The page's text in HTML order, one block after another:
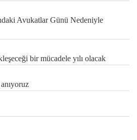
Avukatlar Günü Nedeniyle
bir mücadele yılı olacak